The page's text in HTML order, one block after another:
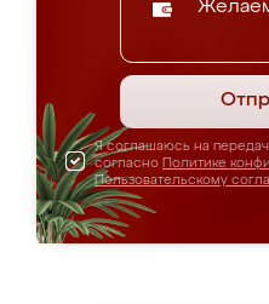
Я соглашаюсь на
согласно Политике
Пользовательскому